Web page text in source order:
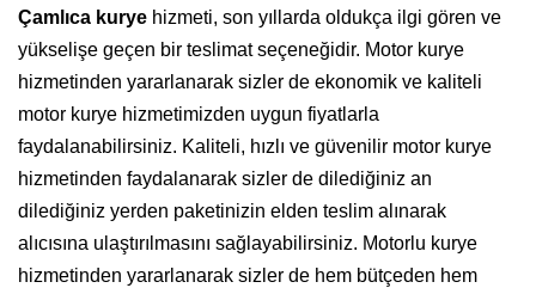
Çamlıca kurye hizmeti, son yıllarda oldukça ilgi gören ve
yükselişe geçen bir teslimat seçeneğidir. Motor kurye
hizmetinden yararlanarak sizler de ekonomik ve kaliteli
motor kurye hizmetimizden uygun fiyatlarla
faydalanabilirsiniz. Kaliteli, hızlı ve güvenilir motor kurye
hizmetinden faydalanarak sizler de dilediğiniz an
dilediğiniz yerden paketinizin elden teslim alınarak
alıcısına ulaştırılmasını sağlayabilirsiniz. Motorlu kurye
hizmetinden yararlanarak sizler de hem bütçeden hem